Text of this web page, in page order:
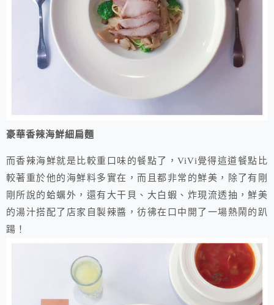
​豪華香辣海鮮細扁麵
而香辣海鮮就是比較重口味的餐點了，ViVi覺得這道餐點比
較著重於他的海鮮料多實在，而且都非常的鮮美，除了有剛
剛所說的蛤蠣外，還有大干貝、大白蝦、炸現流透抽，鮮美
的湯汁搭配了店家自製辣醬，彷彿在口中開了一場熱鬧的趴
踼！